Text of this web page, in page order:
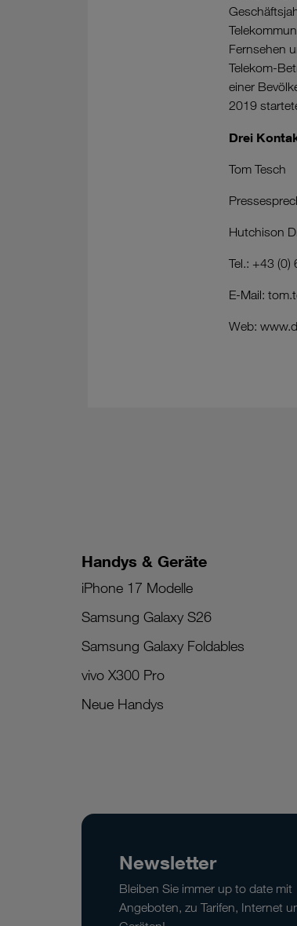
Fernsehen
Telekom-
einer
2019
Drei
Tom Tesch
Hutchison
Tel.: +43 (0)
E-Mail:
Web:
Handys & Geräte
iPhone 17 Modelle
Samsung Galaxy S26
Samsung Galaxy Foldables
vivo X300 Pro
Neue Handys
Newsletter
Bleiben Sie immer up to date mit
Angeboten, zu Tarifen, Internet